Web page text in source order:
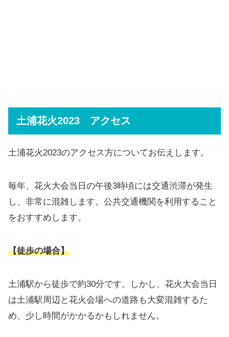
土浦花火2023 アクセス
土浦花火2023のアクセス方についてお伝えします。
毎年、花火大会当日の午後3時頃には交通渋滞が発生
し、非常に混雑します。公共交通機関を利用すること
をおすすめします。
【徒歩の場合】
土浦駅から徒歩で約30分です。しかし、花火大会当日
は土浦駅周辺と花火会場への道路も大変混雑するた
め、少し時間がかかるかもしれません。